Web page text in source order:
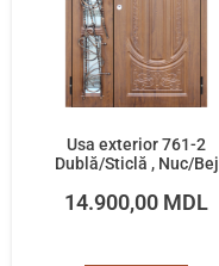
Usa exterior 761-2
Dublă/Sticlă , Nuc/Bej
14.900,00 MDL